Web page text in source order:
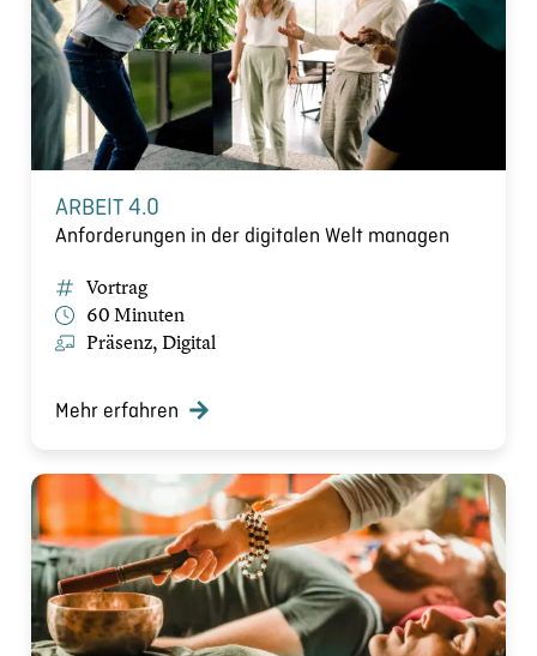
ARBEIT 4.0
Anforderungen in der digitalen Welt managen
Vortrag
60 Minuten
Präsenz, Digital
Mehr erfahren